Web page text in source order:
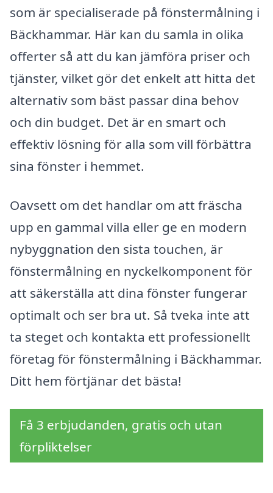
som är specialiserade på fönstermålning i
Bäckhammar. Här kan du samla in olika
offerter så att du kan jämföra priser och
tjänster, vilket gör det enkelt att hitta det
alternativ som bäst passar dina behov
och din budget. Det är en smart och
effektiv lösning för alla som vill förbättra
sina fönster i hemmet.
Oavsett om det handlar om att fräscha
upp en gammal villa eller ge en modern
nybyggnation den sista touchen, är
fönstermålning en nyckelkomponent för
att säkerställa att dina fönster fungerar
optimalt och ser bra ut. Så tveka inte att
ta steget och kontakta ett professionellt
företag för fönstermålning i Bäckhammar.
Ditt hem förtjänar det bästa!
Få 3 erbjudanden, gratis och utan
förpliktelser